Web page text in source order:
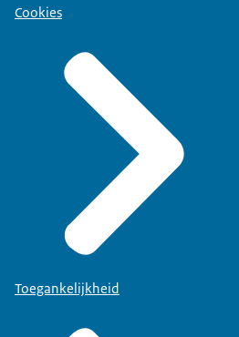
Cookies
Toegankelijkheid